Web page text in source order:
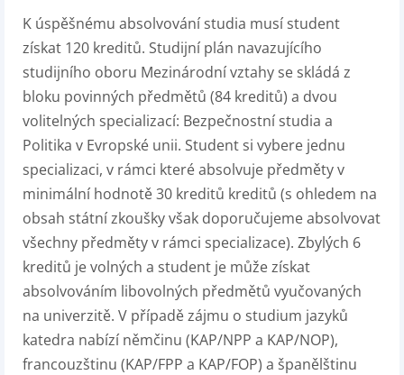
K úspěšnému absolvování studia musí student
získat 120 kreditů. Studijní plán navazujícího
studijního oboru Mezinárodní vztahy se skládá z
bloku povinných předmětů (84 kreditů) a dvou
volitelných specializací: Bezpečnostní studia a
Politika v Evropské unii. Student si vybere jednu
specializaci, v rámci které absolvuje předměty v
minimální hodnotě 30 kreditů kreditů (s ohledem na
obsah státní zkoušky však doporučujeme absolvovat
všechny předměty v rámci specializace). Zbylých 6
kreditů je volných a student je může získat
absolvováním libovolných předmětů vyučovaných
na univerzitě. V případě zájmu o studium jazyků
katedra nabízí němčinu (KAP/NPP a KAP/NOP),
francouzštinu (KAP/FPP a KAP/FOP) a španělštinu